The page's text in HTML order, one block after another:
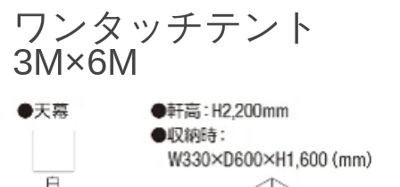
ワンタッチテント
3M×6M